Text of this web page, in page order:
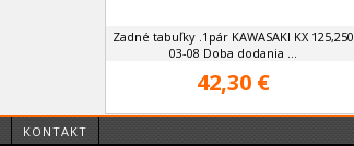
Zadné tabuľky .1pár KAWASAKI KX 125,250
03-08 Doba dodania ...
42,30 €
KONTAKT